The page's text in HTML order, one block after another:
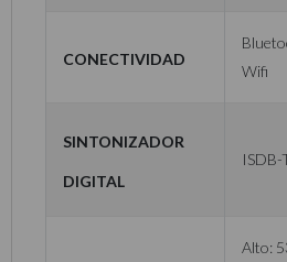
Conectividad
Wifi
Sintonizador
Digital
ISDB-
Alto: